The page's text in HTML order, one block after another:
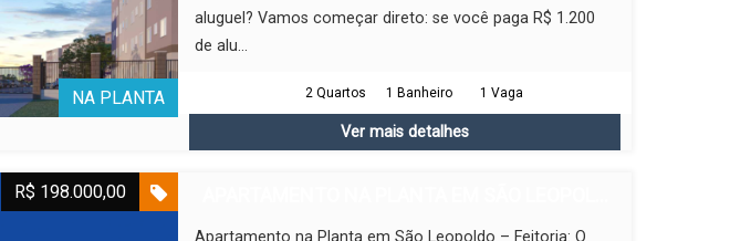
NA PLANTA
aluguel? Vamos começar direto: se você paga R$ 1.200
de alu...
2 Quartos 1 Banheiro 1 Vaga
Ver mais detalhes
R$ 198.000,00
Apartamento na Planta em São Leopoldo – Feitoria: O